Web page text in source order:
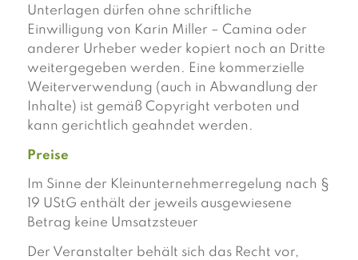
Unterlagen dürfen ohne schriftliche
Einwilligung von Karin Miller – Camina oder
anderer Urheber weder kopiert noch an Dritte
weitergegeben werden. Eine kommerzielle
Weiterverwendung (auch in Abwandlung der
Inhalte) ist gemäß Copyright verboten und
kann gerichtlich geahndet werden.
Preise
Im Sinne der Kleinunternehmerregelung nach §
19 UStG enthält der jeweils ausgewiesene
Betrag keine Umsatzsteuer
Der Veranstalter behält sich das Recht vor,